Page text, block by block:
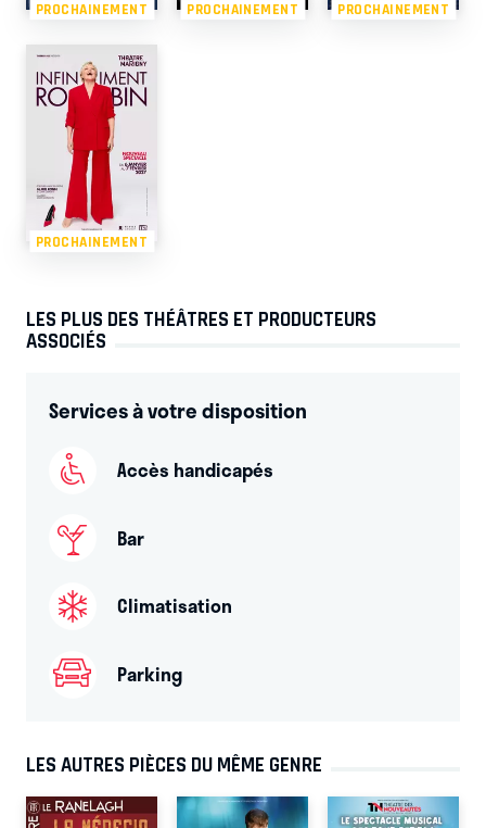
PROCHAINEMENT PROCHAINEMENT PROCHAINEMENT
PROCHAINEMENT
LES PLUS DES THÉÂTRES ET PRODUCTEURS
ASSOCIÉS
Services à votre disposition
Accès handicapés
Bar
Climatisation
Parking
LES AUTRES PIÈCES DU MÊME GENRE